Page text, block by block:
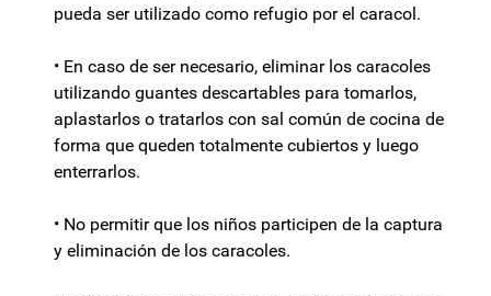
pueda ser utilizado como refugio por el caracol.
• En caso de ser necesario, eliminar los caracoles
utilizando guantes descartables para tomarlos,
aplastarlos o tratarlos con sal común de cocina de
forma que queden totalmente cubiertos y luego
enterrarlos.
• No permitir que los niños participen de la captura
y eliminación de los caracoles.